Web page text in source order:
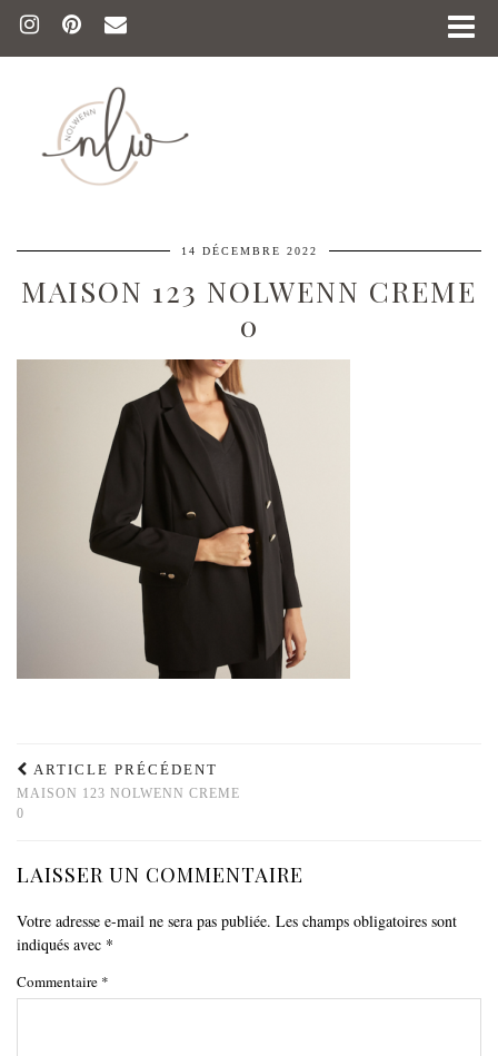
14 DÉCEMBRE 2022
MAISON 123 NOLWENN CREME
0
ARTICLE PRÉCÉDENT
MAISON 123 NOLWENN CREME
0
LAISSER UN COMMENTAIRE
Votre adresse e-mail ne sera pas publiée. Les champs obligatoires sont
indiqués avec *
Commentaire *